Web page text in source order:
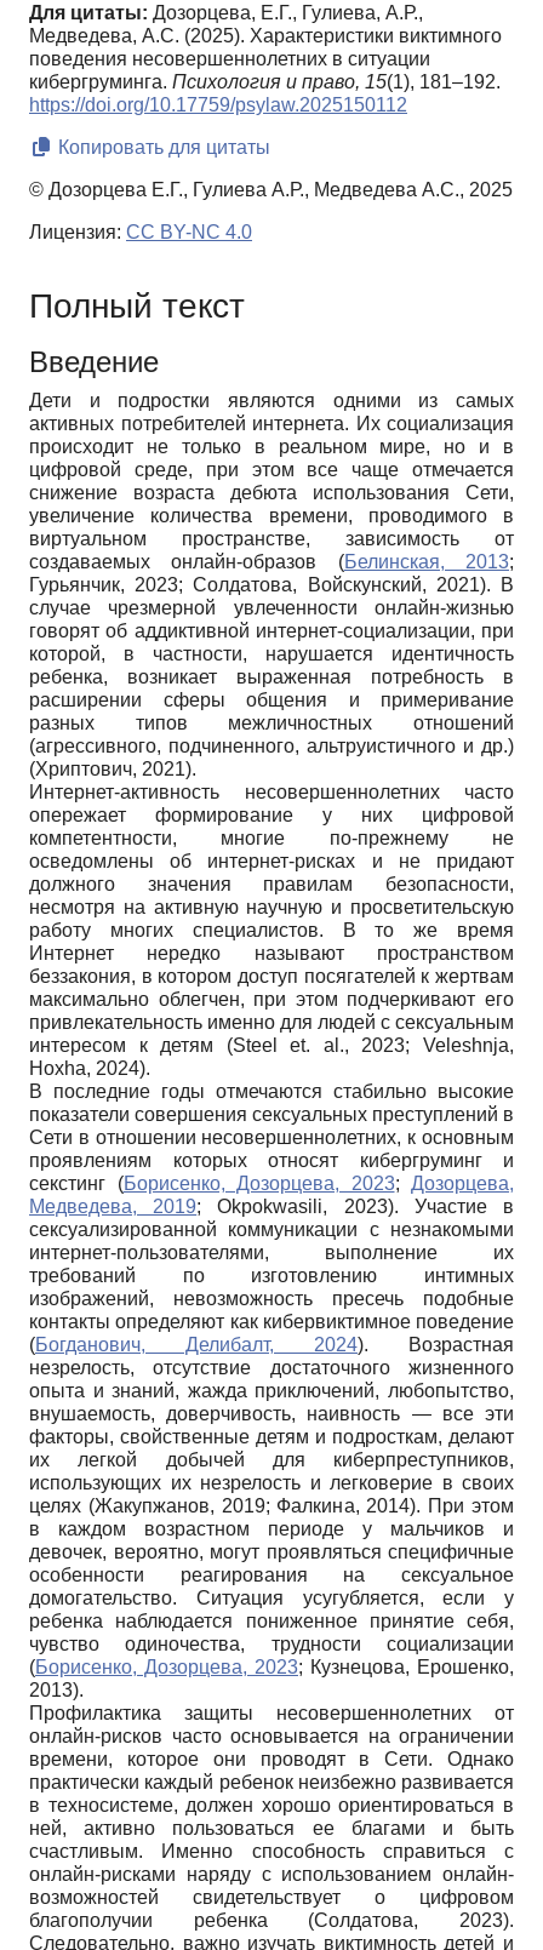
Для цитаты: Дозорцева, Е.Г., Гулиева, А.Р.,
Медведева, А.С. (2025). Характеристики виктимного
поведения несовершеннолетних в ситуации
кибергруминга. Психология и право, 15(1), 181–192.
https://doi.org/10.17759/psylaw.2025150112
Копировать для цитаты
© Дозорцева Е.Г., Гулиева А.Р., Медведева А.С., 2025
Лицензия: CC BY-NC 4.0
Полный текст
Введение
Дети и подростки являются одними из самых
активных потребителей интернета. Их социализация
происходит не только в реальном мире, но и в
цифровой среде, при этом все чаще отмечается
снижение возраста дебюта использования Сети,
увеличение количества времени, проводимого в
виртуальном пространстве, зависимость от
создаваемых онлайн-образов (Белинская, 2013;
Гурьянчик, 2023; Cолдатова, Войскунский, 2021). В
случае чрезмерной увлеченности онлайн-жизнью
говорят об аддиктивной интернет-социализации, при
которой, в частности, нарушается идентичность
ребенка, возникает выраженная потребность в
расширении сферы общения и примеривание
разных типов межличностных отношений
(агрессивного, подчиненного, альтруистичного и др.)
(Хриптович, 2021).
Интернет-активность несовершеннолетних часто
опережает формирование у них цифровой
компетентности, многие по-прежнему не
осведомлены об интернет-рисках и не придают
должного значения правилам безопасности,
несмотря на активную научную и просветительскую
работу многих специалистов. В то же время
Интернет нередко называют пространством
беззакония, в котором доступ посягателей к жертвам
максимально облегчен, при этом подчеркивают его
привлекательность именно для людей с сексуальным
интересом к детям (Steel et. al., 2023; Veleshnja,
Hoxha, 2024).
В последние годы отмечаются стабильно высокие
показатели совершения сексуальных преступлений в
Сети в отношении несовершеннолетних, к основным
проявлениям которых относят кибергруминг и
секстинг (Борисенко, Дозорцева, 2023; Дозорцева,
Медведева, 2019; Okpokwasili, 2023). Участие в
сексуализированной коммуникации с незнакомыми
интернет-пользователями, выполнение их
требований по изготовлению интимных
изображений, невозможность пресечь подобные
контакты определяют как кибервиктимное поведение
(Богданович, Делибалт, 2024). Возрастная
незрелость, отсутствие достаточного жизненного
опыта и знаний, жажда приключений, любопытство,
внушаемость, доверчивость, наивность — все эти
факторы, свойственные детям и подросткам, делают
их легкой добычей для киберпреступников,
использующих их незрелость и легковерие в своих
целях (Жакупжанов, 2019; Фалкина, 2014). При этом
в каждом возрастном периоде у мальчиков и
девочек, вероятно, могут проявляться специфичные
особенности реагирования на сексуальное
домогательство. Ситуация усугубляется, если у
ребенка наблюдается пониженное принятие себя,
чувство одиночества, трудности социализации
(Борисенко, Дозорцева, 2023; Кузнецова, Ерошенко,
2013).
Профилактика защиты несовершеннолетних от
онлайн-рисков часто основывается на ограничении
времени, которое они проводят в Сети. Однако
практически каждый ребенок неизбежно развивается
в техносистеме, должен хорошо ориентироваться в
ней, активно пользоваться ее благами и быть
счастливым. Именно способность справиться с
онлайн-рисками наряду с использованием онлайн-
возможностей свидетельствует о цифровом
благополучии ребенка (Cолдатова, 2023).
Следовательно, важно изучать виктимность детей и